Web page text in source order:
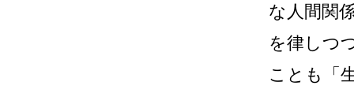
な人間関
を律しつ
ことも「